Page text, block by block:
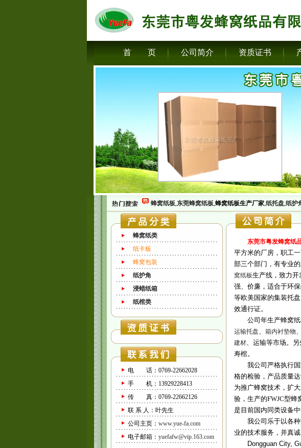
首 页 公司简介 资质证书
蜂窝纸板,东莞蜂窝纸板,蜂窝纸板生产厂家,纸托盘,纸护
蜂窝纸类
纸卡板
蜂窝包装
纸护角
浸蜡纸箱
纸棺类
电 话：0769-22662028
手 机：13929228413
传 真：0769-22662126
联 系 人：叶先生
公司主页： www.yue-fa.com
电子邮箱： yuefafw@vip.163.com
东莞市粤发蜂窝纸
平方米的厂房，职工
部三个部门，有专业
窝纸板生产线，致力
强、价廉，适合于环
等欧美国家的集装托
效通行证。
公司年生产蜂窝纸
运输托盘、 箱内衬垫物、
建材、运输等市场。
寿棺。
我公司严格执行国
格的检验，产品质量达
为推广蜂窝技术，扩
验，生产的FWJC型蜂
是目前国内同类设备
我公司乐于以各种
业的技术服务，并真
Dongguan City,